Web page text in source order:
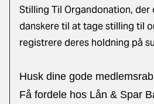
Stilling Til Organdonation, der
danskere til at tage stilling til
registrere deres holdning på
Husk dine gode
Få fordele hos Lån & Spar